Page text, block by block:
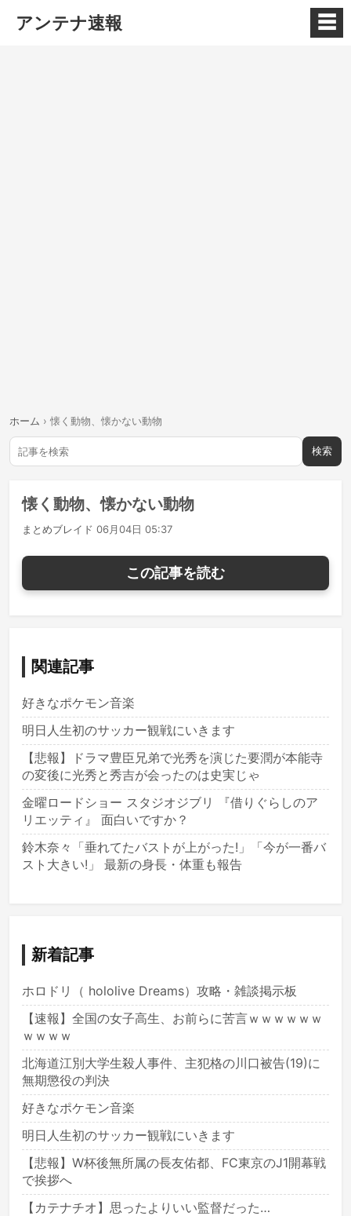
アンテナ速報 ☰
ホーム › 懐く動物、懐かない動物
検索
懐く動物、懐かない動物
まとめブレイド 06月04日 05:37
この記事を読む
関連記事
好きなポケモン音楽
明日人生初のサッカー観戦にいきます
【悲報】ドラマ豊臣兄弟で光秀を演じた要潤が本能寺
の変後に光秀と秀吉が会ったのは史実じゃ
金曜ロードショー スタジオジブリ 『借りぐらしのア
リエッティ』 面白いですか？
鈴木奈々「垂れてたバストが上がった!」「今が一番バ
スト大きい!」 最新の身長・体重も報告
新着記事
ホロドリ（ hololive Dreams）攻略・雑談掲示板
【速報】全国の女子高生、お前らに苦言ｗｗｗｗｗｗ
ｗｗｗｗ
北海道江別大学生殺人事件、主犯格の川口被告(19)に
無期懲役の判決
好きなポケモン音楽
明日人生初のサッカー観戦にいきます
【悲報】W杯後無所属の長友佑都、FC東京のJ1開幕戦
で挨拶へ
【カテナチオ】思ったよりいい監督だった…